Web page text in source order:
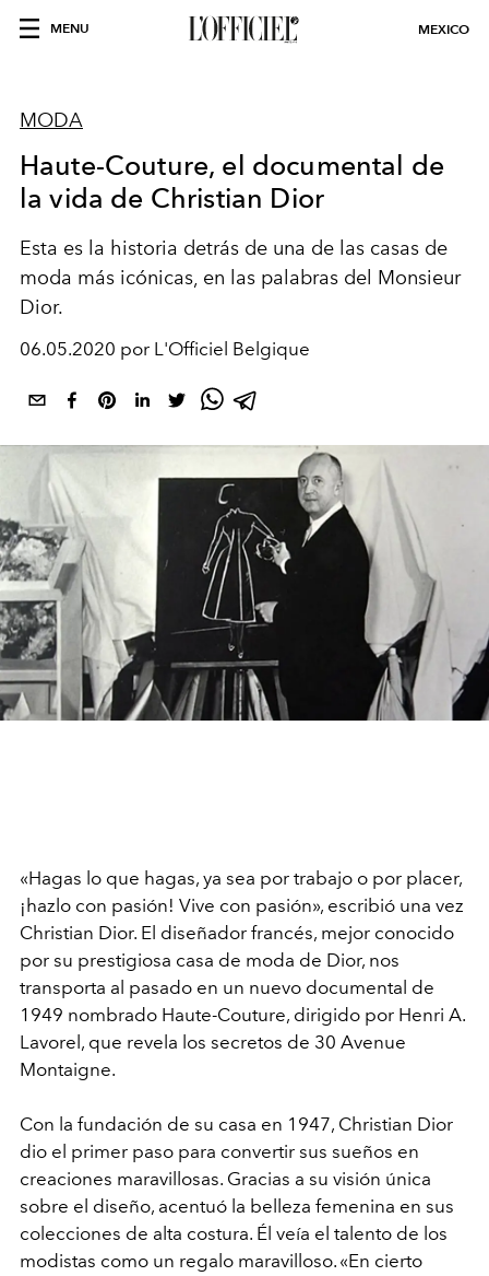
MENU MEXICO
MODA
Haute-Couture, el documental de
la vida de Christian Dior
Esta es la historia detrás de una de las casas de
moda más icónicas, en las palabras del Monsieur
Dior.
06.05.2020 por L'Officiel Belgique
«Hagas lo que hagas, ya sea por trabajo o por placer,
¡hazlo con pasión! Vive con pasión», escribió una vez
Christian Dior. El diseñador francés, mejor conocido
por su prestigiosa casa de moda de Dior, nos
transporta al pasado en un nuevo documental de
1949 nombrado Haute-Couture, dirigido por Henri A.
Lavorel, que revela los secretos de 30 Avenue
Montaigne.
Con la fundación de su casa en 1947, Christian Dior
dio el primer paso para convertir sus sueños en
creaciones maravillosas. Gracias a su visión única
sobre el diseño, acentuó la belleza femenina en sus
colecciones de alta costura. Él veía el talento de los
modistas como un regalo maravilloso. «En cierto